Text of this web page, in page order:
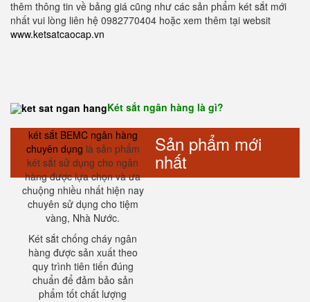
thêm thông tin về bảng giá cũng như các sản phẩm két sắt mới
nhất vui lòng liên hệ 0982770404 hoặc xem thêm tại websit
www.ketsatcaocap.vn
Két sắt ngân hàng là gì?
két sắt BEMC ngân hàng
chuyên dụng là sản phẩm
két sắt sử dụng cho ngân
hàng được lựa chọn và ưa
chuộng nhiều nhất hiện nay
chuyên sử dụng cho tiệm
vàng, Nhà Nước.
Két sắt chống cháy ngân
hàng được sản xuất theo
quy trình tiên tiến đúng
chuẩn để đảm bảo sản
phẩm tốt chất lượng
Sản phẩm mới
nhất